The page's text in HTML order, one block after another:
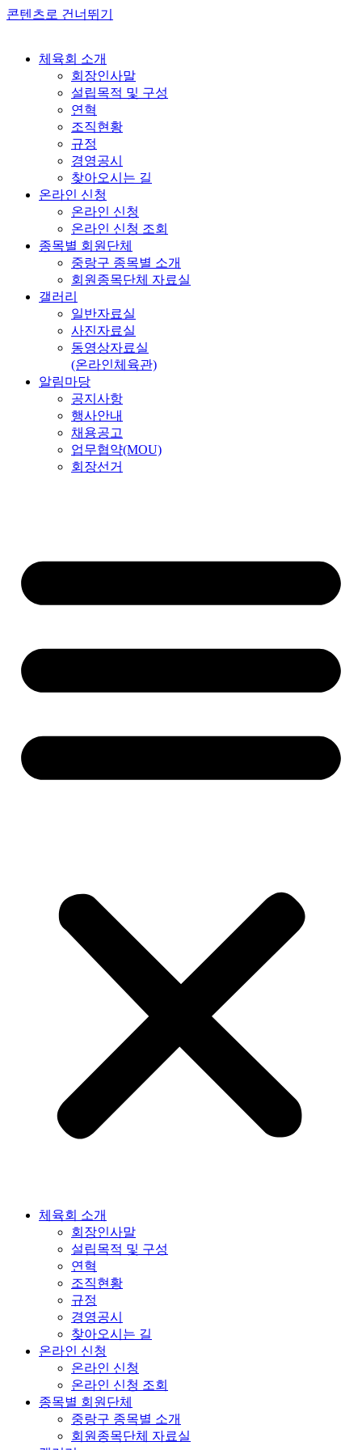
콘텐츠로 건너뛰기
체육회 소개
회장인사말
설립목적 및 구성
연혁
조직현황
규정
경영공시
찾아오시는 길
온라인 신청
온라인 신청
온라인 신청 조회
종목별 회원단체
중랑구 종목별 소개
회원종목단체 자료실
갤러리
일반자료실
사진자료실
동영상자료실
(온라인체육관)
알림마당
공지사항
행사안내
채용공고
업무협약(MOU)
회장선거
체육회 소개
회장인사말
설립목적 및 구성
연혁
조직현황
규정
경영공시
찾아오시는 길
온라인 신청
온라인 신청
온라인 신청 조회
종목별 회원단체
중랑구 종목별 소개
회원종목단체 자료실